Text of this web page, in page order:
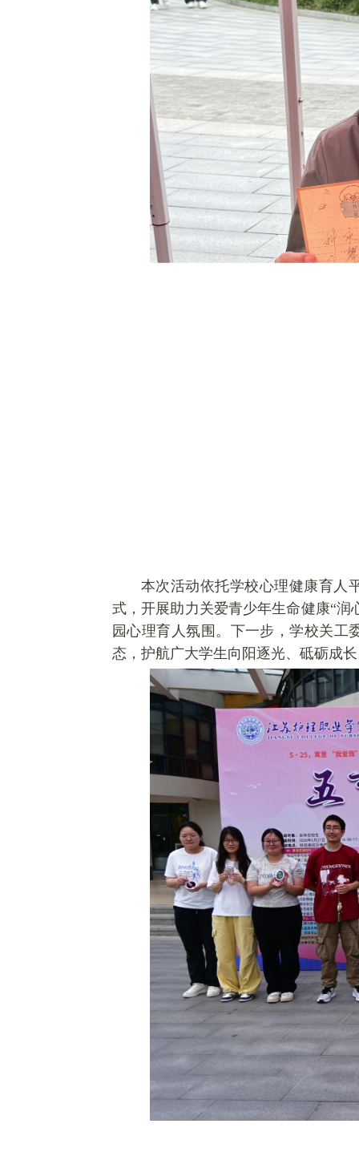
本次活动依托学校心理健康育人
式，开展助力关爱青少年生命健康“润
园心理育人氛围。下一步，学校关工
态，护航广大学生向阳逐光、砥砺成